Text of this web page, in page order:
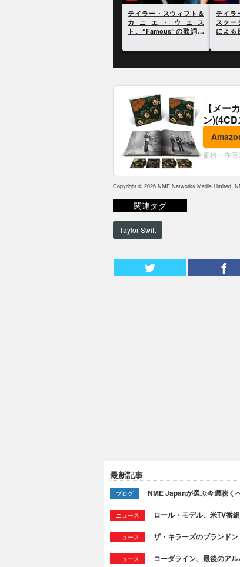
テイラー・スウィフト＆
カニエ・ウェス
ト、“Famous”の歌詞を
テイラ
スクー
による
【メー
ン
典:B2ポ
価格・在
Copyright © 2026 NME Networks Media Limited.
関連タグ
Taylor Swift
最新記事
ブログ NME Japanが選ぶ今週聴く
ニュース ロール・モデル、米TV番
ニュース ザ・キラーズのブランド
ニュース コーダライン、最後のア